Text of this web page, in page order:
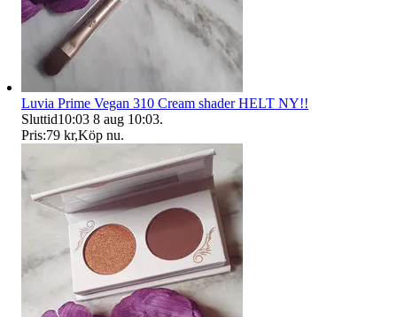
Luvia Prime Vegan 310 Cream shader HELT NY!!
Sluttid10:03 8 aug 10:03.
Pris:79 kr,Köp nu.